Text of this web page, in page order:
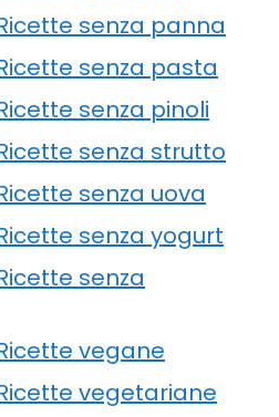
senza panna
senza pasta
senza pinoli
senza strutto
senza uova
senza yogurt
senza
vegane
vegetariane